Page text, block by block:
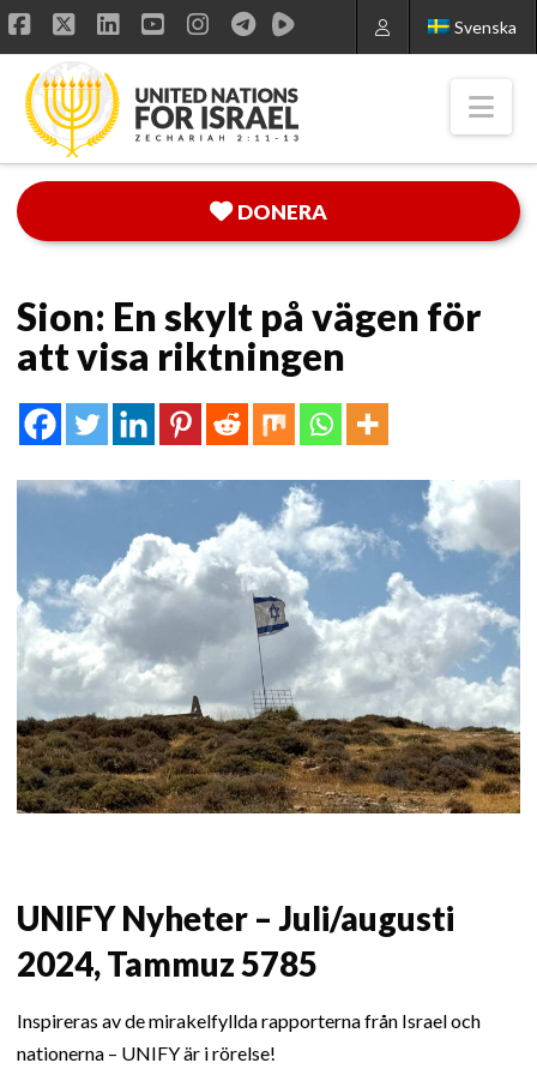
Svenska
Facebook
X LinkedIn
YouTube
Instagram
DONERA
Sion: En skylt på vägen för
att visa riktningen
UNIFY Nyheter – Juli/augusti
2024, Tammuz 5785
Inspireras av de mirakelfyllda rapporterna från Israel och
nationerna – UNIFY är i rörelse!